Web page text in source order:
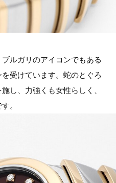
ルガリのアイコンでもある
受けています。蛇のとぐろ
し、力強くも女性らしく、
。